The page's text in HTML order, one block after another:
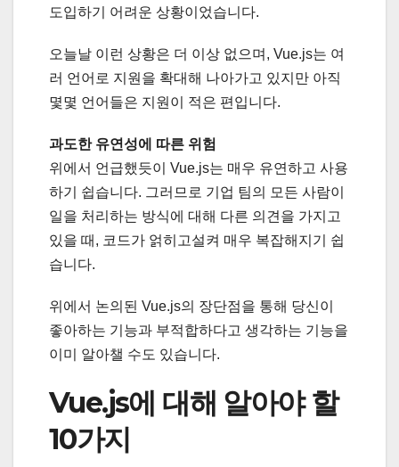
도입하기 어려운 상황이었습니다.
오늘날 이런 상황은 더 이상 없으며, Vue.js는 여
러 언어로 지원을 확대해 나아가고 있지만 아직
몇몇 언어들은 지원이 적은 편입니다.
과도한 유연성에 따른 위험
위에서 언급했듯이 Vue.js는 매우 유연하고 사용
하기 쉽습니다. 그러므로 기업 팀의 모든 사람이
일을 처리하는 방식에 대해 다른 의견을 가지고
있을 때, 코드가 얽히고설켜 매우 복잡해지기 쉽
습니다.
위에서 논의된 Vue.js의 장단점을 통해 당신이
좋아하는 기능과 부적합하다고 생각하는 기능을
이미 알아챌 수도 있습니다.
Vue.js에 대해 알아야 할
10가지